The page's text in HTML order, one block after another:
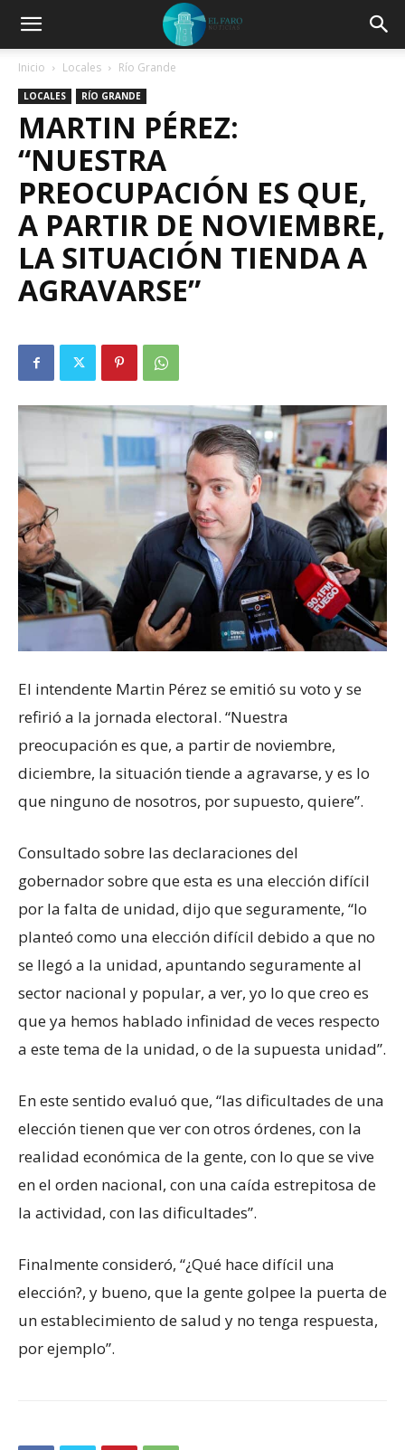
Inicio Locales Río Grande
LOCALES RÍO GRANDE
MARTIN PÉREZ:
“NUESTRA
PREOCUPACIÓN ES QUE,
A PARTIR DE NOVIEMBRE,
LA SITUACIÓN TIENDA A
AGRAVARSE”
El intendente Martin Pérez se emitió su voto y se
refirió a la jornada electoral. “Nuestra
preocupación es que, a partir de noviembre,
diciembre, la situación tiende a agravarse, y es lo
que ninguno de nosotros, por supuesto, quiere”.
Consultado sobre las declaraciones del
gobernador sobre que esta es una elección difícil
por la falta de unidad, dijo que seguramente, “lo
planteó como una elección difícil debido a que no
se llegó a la unidad, apuntando seguramente al
sector nacional y popular, a ver, yo lo que creo es
que ya hemos hablado infinidad de veces respecto
a este tema de la unidad, o de la supuesta unidad”.
En este sentido evaluó que, “las dificultades de una
elección tienen que ver con otros órdenes, con la
realidad económica de la gente, con lo que se vive
en el orden nacional, con una caída estrepitosa de
la actividad, con las dificultades”.
Finalmente consideró, “¿Qué hace difícil una
elección?, y bueno, que la gente golpee la puerta de
un establecimiento de salud y no tenga respuesta,
por ejemplo”.